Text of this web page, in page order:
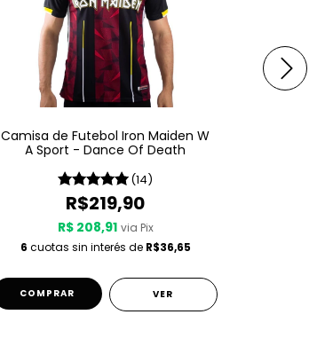
Camisa de Futebol Iron Maiden W
A Sport - Dance Of Death
(14)
R$219,90
R$ 208,91 via Pix
6 cuotas sin interés de R$36,65
COMPRAR VER